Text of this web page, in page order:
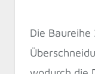
Die